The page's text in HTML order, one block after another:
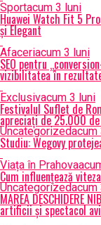
Sportacum 3 luni
Huawei Watch Fit 5
și Elegant
Afaceriacum 3 luni
SEO pentru
vizibilitatea în
Exclusivacum 3 luni
Festivalul Suflet de
apreciați de 25.000
Uncategorizedacum
Studiu: Wegovy
Viața în Prahova
Cum influențează
Uncategorized
MAREA DESCHIDERE
artificii și spectacol